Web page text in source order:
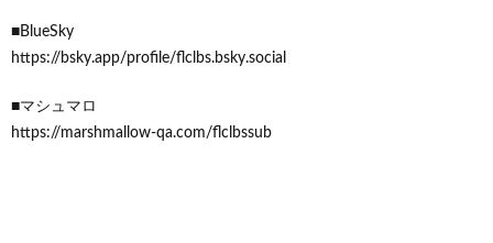
■BlueSky
https://bsky.app/profile/flclbs.bsky.social
■マシュマロ
https://marshmallow-qa.com/flclbssub